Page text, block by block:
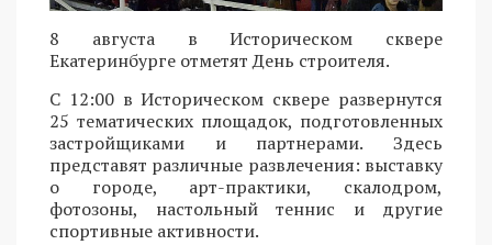
8 августа в Историческом сквере
Екатеринбурге отметят День строителя.
С 12:00 в Историческом сквере развернутся
25 тематических площадок, подготовленных
застройщиками и партнерами. Здесь
представят различные развлечения: выставку
о городе, арт-практики, скалодром,
фотозоны, настольный теннис и другие
спортивные активности.